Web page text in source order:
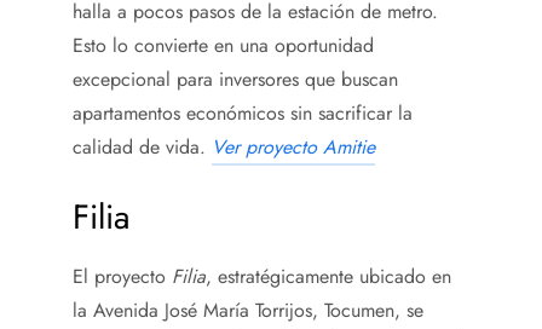
halla a pocos pasos de la estación de metro.
Esto lo convierte en una oportunidad
excepcional para inversores que buscan
apartamentos económicos sin sacrificar la
calidad de vida. Ver proyecto Amitie
Filia
El proyecto Filia, estratégicamente ubicado en
la Avenida José María Torrijos, Tocumen, se